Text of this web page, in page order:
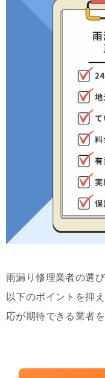
雨漏り修理業者の選
以下のポイントを抑
応が期待できる業者